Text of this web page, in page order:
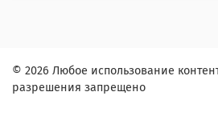
© 2026 Любое использование
разрешения запрещено